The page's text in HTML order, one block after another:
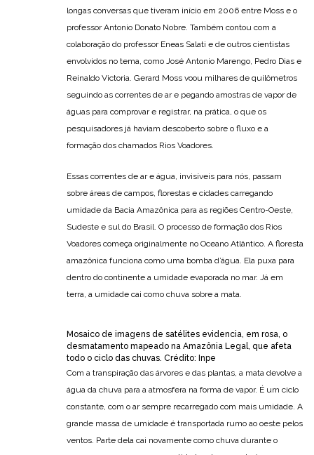
longas conversas que tiveram início em 2006 entre Moss e o
professor Antonio Donato Nobre. Também contou com a
colaboração do professor Eneas Salati e de outros cientistas
envolvidos no tema, como José Antonio Marengo, Pedro Dias e
Reinaldo Victoria. Gerard Moss voou milhares de quilômetros
seguindo as correntes de ar e pegando amostras de vapor de
águas para comprovar e registrar, na prática, o que os
pesquisadores já haviam descoberto sobre o fluxo e a
formação dos chamados Rios Voadores.
Essas correntes de ar e água, invisíveis para nós, passam
sobre áreas de campos, florestas e cidades carregando
umidade da Bacia Amazônica para as regiões Centro-Oeste,
Sudeste e sul do Brasil. O processo de formação dos Rios
Voadores começa originalmente no Oceano Atlântico. A floresta
amazônica funciona como uma bomba d’água. Ela puxa para
dentro do continente a umidade evaporada no mar. Já em
terra, a umidade cai como chuva sobre a mata.
Mosaico de imagens de satélites evidencia, em rosa, o
desmatamento mapeado na Amazônia Legal, que afeta
todo o ciclo das chuvas. Crédito: Inpe
Com a transpiração das árvores e das plantas, a mata devolve a
água da chuva para a atmosfera na forma de vapor. É um ciclo
constante, com o ar sempre recarregado com mais umidade. A
grande massa de umidade é transportada rumo ao oeste pelos
ventos. Parte dela cai novamente como chuva durante o